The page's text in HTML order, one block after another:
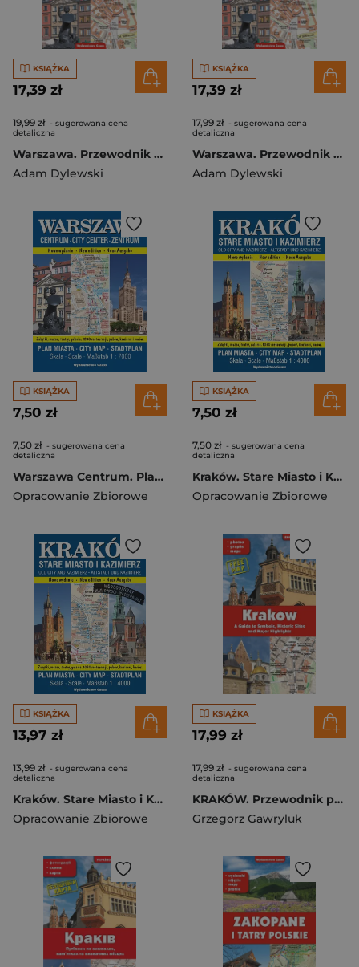
KSIĄŻKA
17,39 zł
19,99 zł - sugerowana cena
detaliczna
Warszawa. Przewodnik po symbolach, zabytkach i atrakcjach wer. francuska wyd. 2023
Adam Dylewski
KSIĄŻKA
17,39 zł
17,99 zł - sugerowana cena
detaliczna
Warszawa. Przewodnik po symbolach, zabytkach i atrakcjach wer. włoska wyd. 2023
Adam Dylewski
KSIĄŻKA
7,50 zł
7,50 zł - sugerowana cena
detaliczna
Warszawa Centrum. Plan miasta 1:7000 wyd. 2023
Opracowanie Zbiorowe
KSIĄŻKA
7,50 zł
7,50 zł - sugerowana cena
detaliczna
Kraków. Stare Miasto i Kazimierz. Plan miasta 1:4000 wyd. 2023
Opracowanie Zbiorowe
KSIĄŻKA
13,97 zł
13,99 zł - sugerowana cena
detaliczna
Kraków. Stare Miasto i Kazimierz. Plan miasta foliowany 1:4000 wyd. 2023
Opracowanie Zbiorowe
KSIĄŻKA
17,99 zł
17,99 zł - sugerowana cena
detaliczna
KRAKÓW. Przewodnik po symbolach, zabytkach i atrakcjach wer. angielska
Grzegorz Gawryluk